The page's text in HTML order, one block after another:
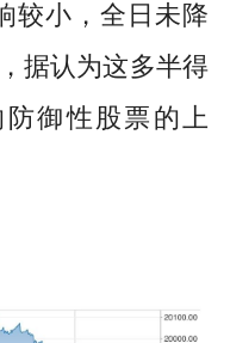
较小，全日未降
据认为这多半得
御性股票的上